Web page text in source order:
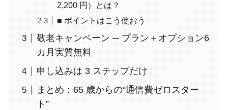
2,200 円）とは？
■ ポイントはこう使おう
敬老キャンペーン ─ プラン＋オプション6
カ月実質無料
申し込みは 3 ステップだけ
まとめ：65 歳からの“通信費ゼロスター
ト”